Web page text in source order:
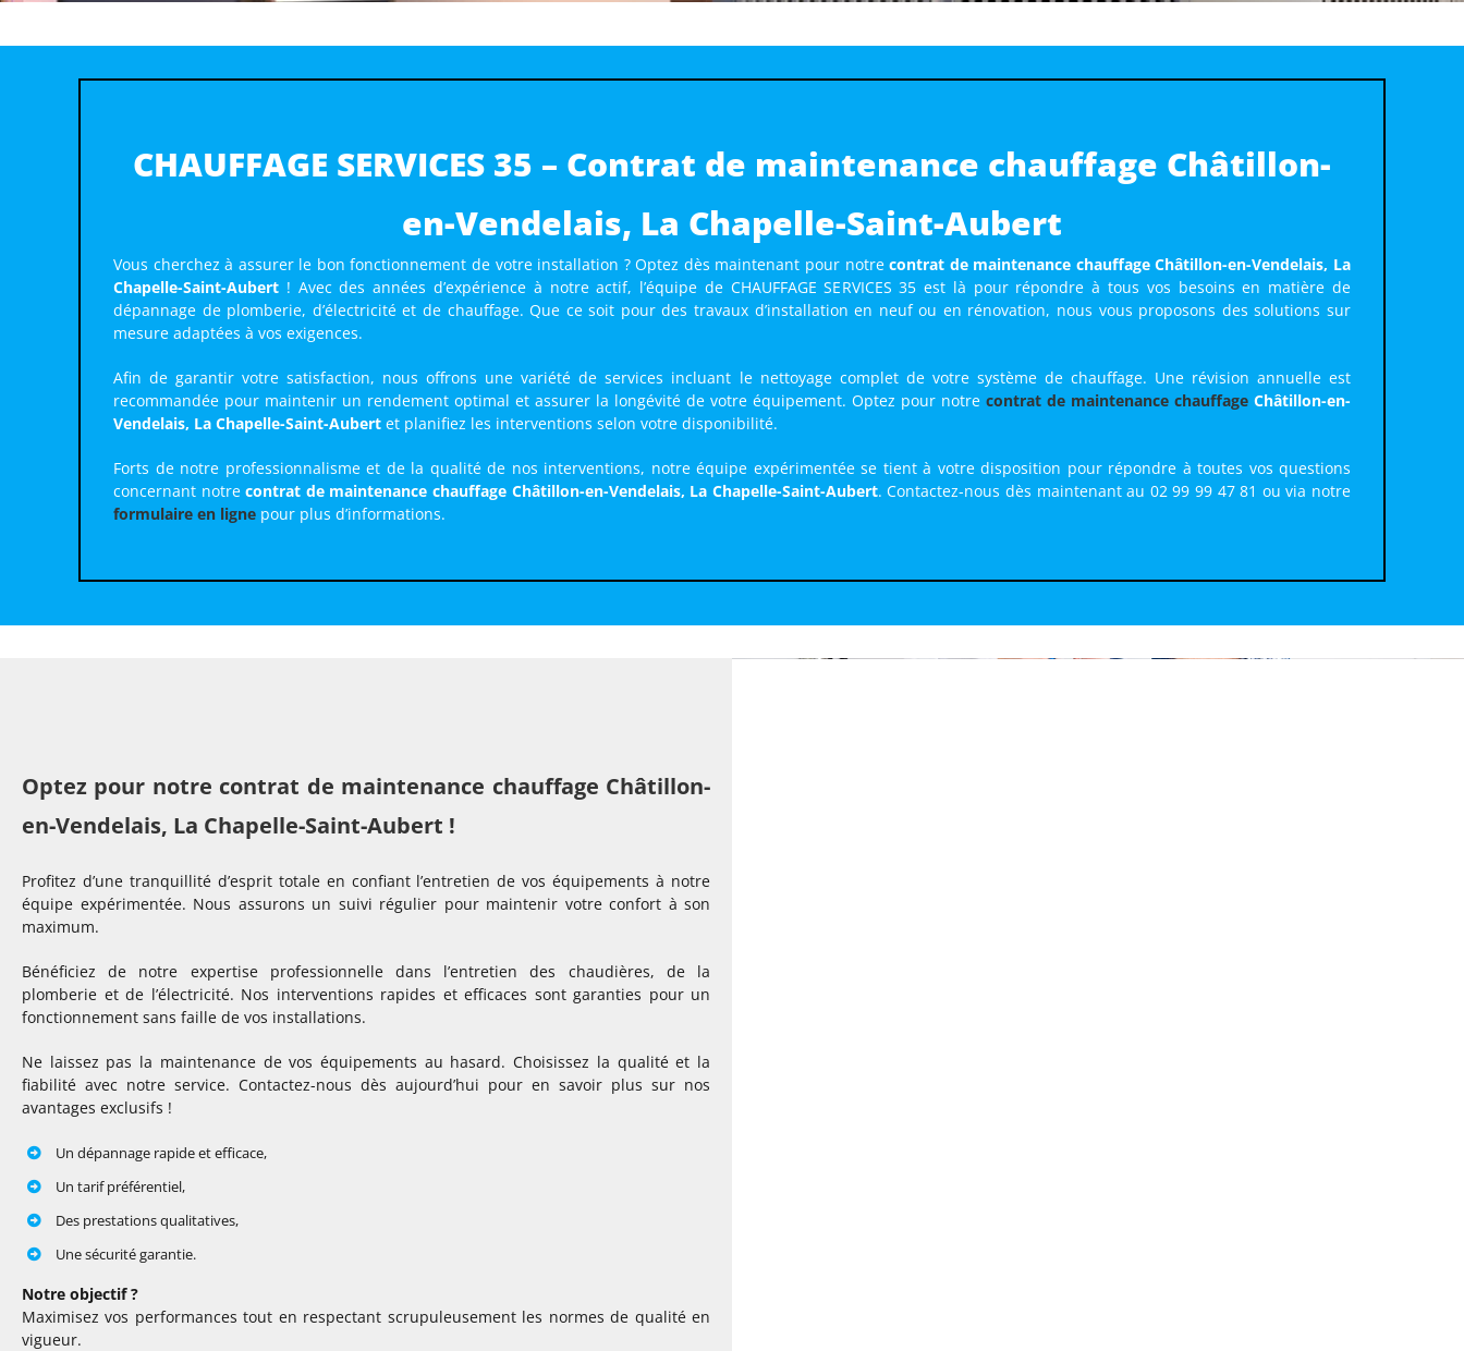
CHAUFFAGE SERVICES 35 – Contrat de maintenance chauffage Châtillon-
en-Vendelais, La Chapelle-Saint-Aubert
Vous cherchez à assurer le bon fonctionnement de votre installation ? Optez dès maintenant pour notrecontrat de maintenance chauffage Châtillon-en-Vendelais, La
Chapelle-Saint-Aubert ! Avec des années d’expérience à notre actif, l’équipe de CHAUFFAGE SERVICES 35 est là pour répondre à tous vos besoins en matière de
dépannage de plomberie, d’électricité et de chauffage. Que ce soit pour des travaux d’installation en neuf ou en rénovation, nous vous proposons des solutions sur
mesure adaptées à vos exigences.
Afin de garantir votre satisfaction, nous offrons une variété de services incluant le nettoyage complet de votre système de chauffage. Une révision annuelle est
recommandée pour maintenir un rendement optimal et assurer la longévité de votre équipement. Optez pour notre contrat de maintenance chauffage Châtillon-en-
Vendelais, La Chapelle-Saint-Aubert et planifiez les interventions selon votre disponibilité.
Forts de notre professionnalisme et de la qualité de nos interventions, notre équipe expérimentée se tient à votre disposition pour répondre à toutes vos questions
concernant notrecontrat de maintenance chauffage Châtillon-en-Vendelais, La Chapelle-Saint-Aubert. Contactez-nous dès maintenant au 02 99 99 47 81 ou via notre
formulaire en ligne pour plus d’informations.
Optez pour notre contrat de maintenance chauffage Châtillon-
en-Vendelais, La Chapelle-Saint-Aubert !
Profitez d’une tranquillité d’esprit totale en confiant l’entretien de vos équipements à notre
équipe expérimentée. Nous assurons un suivi régulier pour maintenir votre confort à son
maximum.
Bénéficiez de notre expertise professionnelle dans l’entretien des chaudières, de la
plomberie et de l’électricité. Nos interventions rapides et efficaces sont garanties pour un
fonctionnement sans faille de vos installations.
Ne laissez pas la maintenance de vos équipements au hasard. Choisissez la qualité et la
fiabilité avec notre service. Contactez-nous dès aujourd’hui pour en savoir plus sur nos
avantages exclusifs !
Un dépannage rapide et efficace,
Un tarif préférentiel,
Des prestations qualitatives,
Une sécurité garantie.
Notre objectif ?
Maximisez vos performances tout en respectant scrupuleusement les normes de qualité en
vigueur.